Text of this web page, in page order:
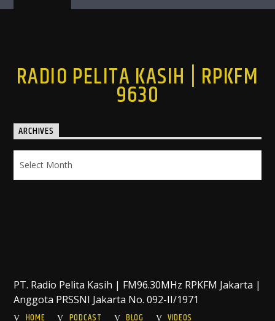
RADIO PELITA KASIH | RPKFM
9630
ARCHIVES
PT. Radio Pelita Kasih | FM96.30MHz RPKFM Jakarta |
Anggota PRSSNI Jakarta No. 092-II/1971
HOME
PODCAST BLOG VIDEOS